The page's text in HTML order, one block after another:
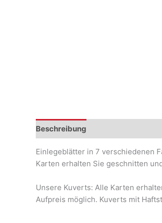
Beschreibung
Einlegeblätter in 7 verschiedenen
Karten erhalten Sie geschnitten
Unsere Kuverts: Alle Karten
Aufpreis möglich. Kuverts mit